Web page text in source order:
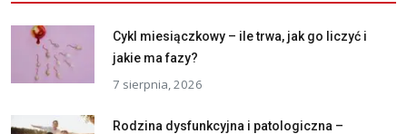
Cykl miesiączkowy – ile trwa, jak go liczyć i
jakie ma fazy?
7 sierpnia, 2026
Rodzina dysfunkcyjna i patologiczna –